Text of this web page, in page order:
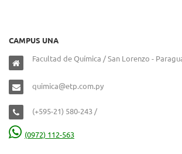
CAMPUS UNA
Facultad de Química / San Lorenzo -
quimica@etp.com.py
(+595-21) 580-243 /
(0972) 112-563